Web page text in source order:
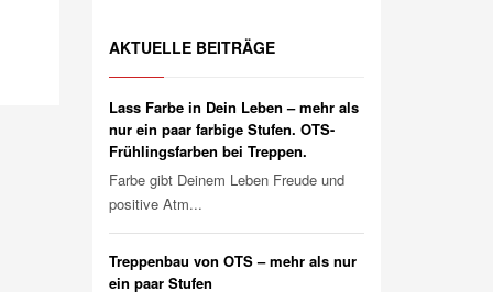
AKTUELLE BEITRÄGE
Lass Farbe in Dein Leben – mehr als
nur ein paar farbige Stufen. OTS-
Frühlingsfarben bei Treppen.
Farbe gibt Deinem Leben Freude und
positive Atm...
Treppenbau von OTS – mehr als nur
ein paar Stufen